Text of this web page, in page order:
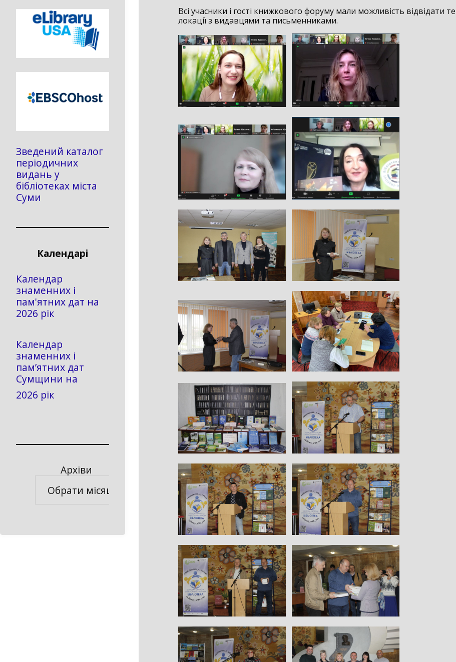
Всі учасники і гості книжкового форуму мали можливість відвідати
локації з видавцями та письменниками.
Зведений каталог
періодичних
видань у
бібліотеках міста
Суми
Календарі
Календар
знаменних і
пам'ятних дат на
2026 рік
Календар
знаменних і
пам’ятних дат
Сумщини на
2026 рік
Архіви